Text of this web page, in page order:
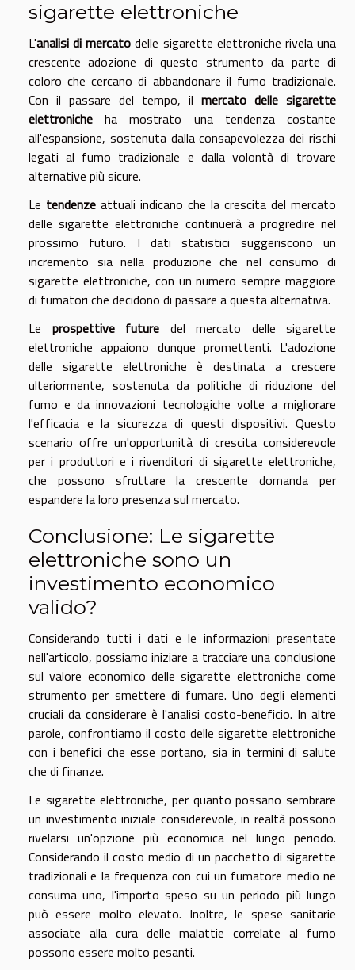
sigarette elettroniche
L'analisi di mercato delle sigarette elettroniche rivela una
crescente adozione di questo strumento da parte di
coloro che cercano di abbandonare il fumo tradizionale.
Con il passare del tempo, il mercato delle sigarette
elettroniche ha mostrato una tendenza costante
all'espansione, sostenuta dalla consapevolezza dei rischi
legati al fumo tradizionale e dalla volontà di trovare
alternative più sicure.
Le tendenze attuali indicano che la crescita del mercato
delle sigarette elettroniche continuerà a progredire nel
prossimo futuro. I dati statistici suggeriscono un
incremento sia nella produzione che nel consumo di
sigarette elettroniche, con un numero sempre maggiore
di fumatori che decidono di passare a questa alternativa.
Le prospettive future del mercato delle sigarette
elettroniche appaiono dunque promettenti. L'adozione
delle sigarette elettroniche è destinata a crescere
ulteriormente, sostenuta da politiche di riduzione del
fumo e da innovazioni tecnologiche volte a migliorare
l'efficacia e la sicurezza di questi dispositivi. Questo
scenario offre un'opportunità di crescita considerevole
per i produttori e i rivenditori di sigarette elettroniche,
che possono sfruttare la crescente domanda per
espandere la loro presenza sul mercato.
Conclusione: Le sigarette
elettroniche sono un
investimento economico
valido?
Considerando tutti i dati e le informazioni presentate
nell'articolo, possiamo iniziare a tracciare una conclusione
sul valore economico delle sigarette elettroniche come
strumento per smettere di fumare. Uno degli elementi
cruciali da considerare è l'analisi costo-beneficio. In altre
parole, confrontiamo il costo delle sigarette elettroniche
con i benefici che esse portano, sia in termini di salute
che di finanze.
Le sigarette elettroniche, per quanto possano sembrare
un investimento iniziale considerevole, in realtà possono
rivelarsi un'opzione più economica nel lungo periodo.
Considerando il costo medio di un pacchetto di sigarette
tradizionali e la frequenza con cui un fumatore medio ne
consuma uno, l'importo speso su un periodo più lungo
può essere molto elevato. Inoltre, le spese sanitarie
associate alla cura delle malattie correlate al fumo
possono essere molto pesanti.